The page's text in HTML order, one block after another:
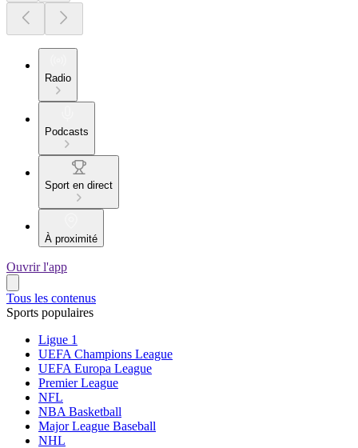
Radio
Podcasts
Sport en direct
À proximité
Ouvrir l'app
Tous les contenus
Sports populaires
Ligue 1
UEFA Champions League
UEFA Europa League
Premier League
NFL
NBA Basketball
Major League Baseball
NHL